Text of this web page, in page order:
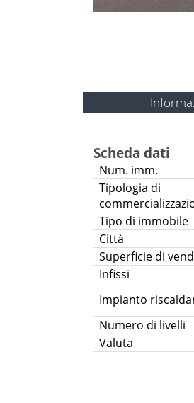
Scheda dati
Num. imm.
Tipologia di
Tipo di immobile
Città
Superficie di
Infissi
Impianto
Numero di livelli
Valuta